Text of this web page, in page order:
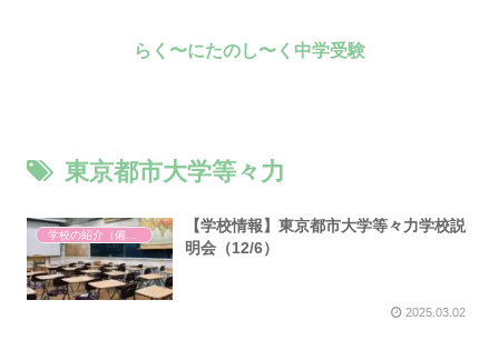
らく〜にたのし〜く中学受験
東京都市大学等々力
【学校情報】東京都市大学等々力学校説
明会（12/6）
2025.03.02